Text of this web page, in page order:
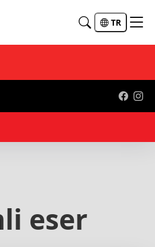
TR
eser